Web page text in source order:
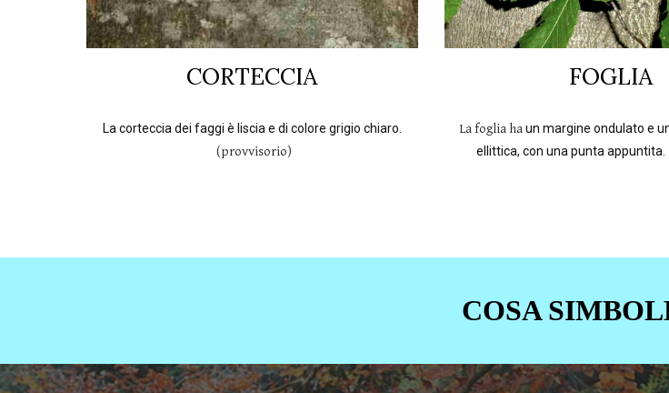
CORTECCIA
La corteccia dei faggi è liscia e di colore grigio chiaro.
(provvisorio)
FOGLIA
La foglia haun margine ondulato e
ellittica, con una punta appuntita.
COSA